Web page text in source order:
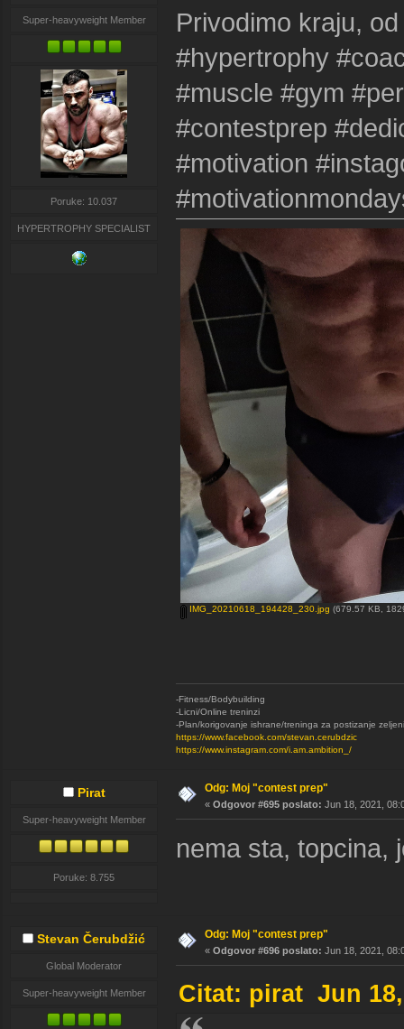
Super-heavyweight Member
Poruke: 10.037
HYPERTROPHY SPECIALIST
Privodimo kraju,
#hypertrophy
#muscle #gym
#contestprep
#motivation
IMG_20210618_194428_230.jpg (679.57 KB,
-Fitness/Bodybuilding
-Licni/Online treninzi
-Plan/korigovanje ishrane/treninga za postizanje
https://www.facebook.com/stevan.cerubdzic
https://www.instagram.com/i.am.ambition_/
Pirat
Super-heavyweight Member
Poruke: 8.755
Odg: Moj "contest prep"
« Odgovor #695 poslato: Jun 18, 2021,
nema sta, topcina,
Stevan Čerubdžić
Global Moderator
Super-heavyweight Member
Odg: Moj "contest prep"
« Odgovor #696 poslato: Jun 18, 2021,
Citat: pirat Jun